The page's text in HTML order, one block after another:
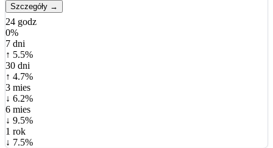
Szczegóły →
24 godz
0%
7 dni
↑ 5.5%
30 dni
↑ 4.7%
3 mies
↓ 6.2%
6 mies
↓ 9.5%
1 rok
↓ 7.5%